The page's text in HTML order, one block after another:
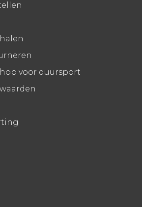
voor duursport